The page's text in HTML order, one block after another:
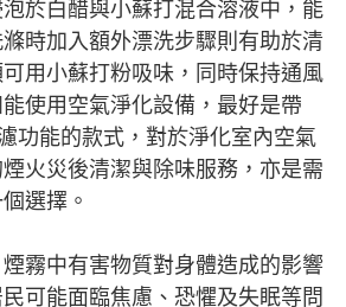
於白醋與小蘇打混合溶液中，能
時加入額外漂洗步驟則有助於清
用小蘇打粉吸味，同時保持通風
使用空氣淨化設備，最好是帶
功能的款式，對於淨化室內空氣
火災後清潔與除味服務，亦是需
選擇。
中有害物質對身體造成的影響
可能面臨焦慮、恐懼及失眠等問